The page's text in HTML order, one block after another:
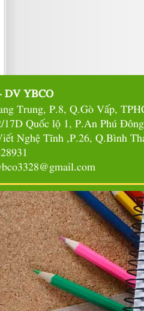
DV YBCO
Trung, P.8, Q.Gò Vấp,
17D Quốc lộ 1, P.An Phú
Nghệ Tĩnh ,P.26, Q.Bình